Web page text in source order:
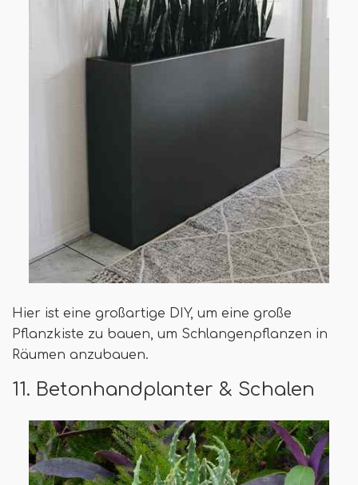
Hier ist eine großartige DIY, um eine große
Pflanzkiste zu bauen, um Schlangenpflanzen in
Räumen anzubauen.
11. Betonhandplanter & Schalen